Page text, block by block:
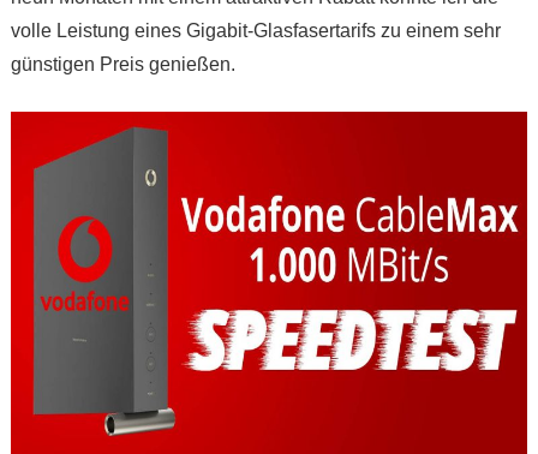
volle Leistung eines Gigabit-Glasfasertarifs zu einem sehr
günstigen Preis genießen.